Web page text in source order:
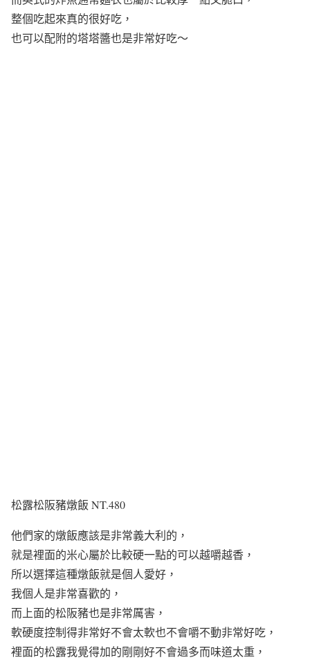
整個吃起來真的很好吃，
也可以配附的塔塔醬也是非常好吃～
松露松阪豬燉飯 NT.480
他們家的燉飯應該是非常義大利的，
就是裡面的米心屬於比較硬一點的可以越嚼越香，
所以選擇這種燉飯就是個人愛好，
我個人是非常喜歡的，
而上面的松阪豬也是非常厲害，
軟硬度控制得非常好不會太軟也不會嚼不動非常好吃，
裡面的松露我覺得加的剛剛好不會過多而味道太重，